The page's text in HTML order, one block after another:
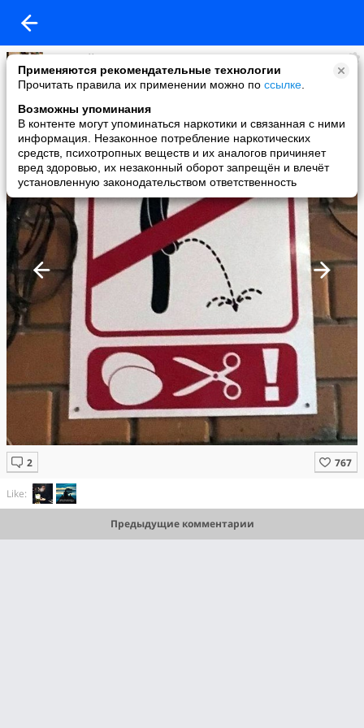
Применяются рекомендательные технологии
Прочитать правила их применении можно по ссылке
Возможны упоминания
В контенте могут упоминаться наркотики и связанная с ними
информация. Незаконное потребление наркотических
средств, психотропных веществ и их аналогов причиняет
вред здоровью, их незаконный оборот запрещён и влечёт
установленную законодательством ответственность
Мужской журнал
added a photo
17 Jul в 10:26
Like:
Предыдущие комментарии